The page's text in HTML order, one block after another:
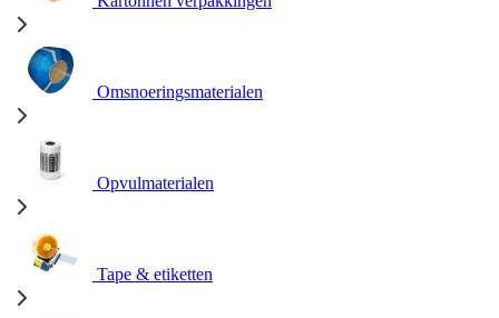
Omsnoeringsmaterialen
Opvulmaterialen
Tape & etiketten